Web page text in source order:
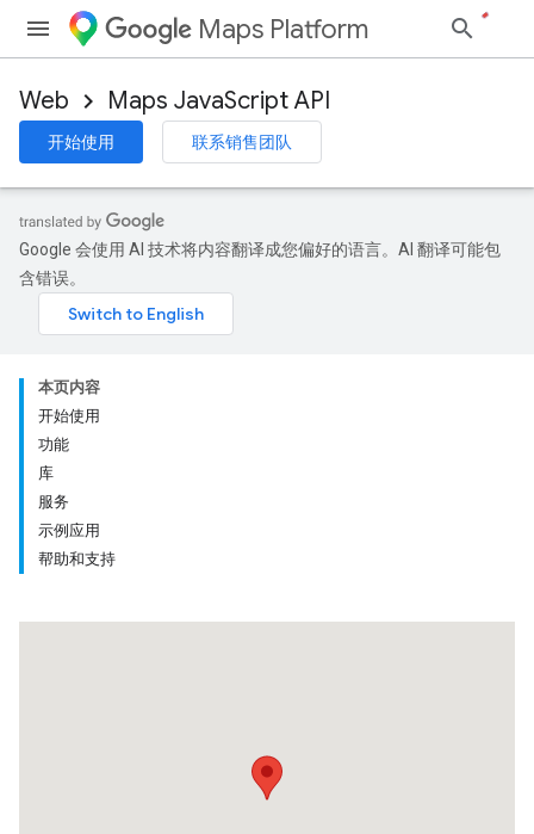
Maps Platform
Web Maps JavaScript API
开始使用 联系销售团队
Google 会使用 AI 技术将内容翻译成您偏好的语言。AI 翻译可能包
含错误。
本页内容
开始使用
功能
库
服务
示例应用
帮助和支持